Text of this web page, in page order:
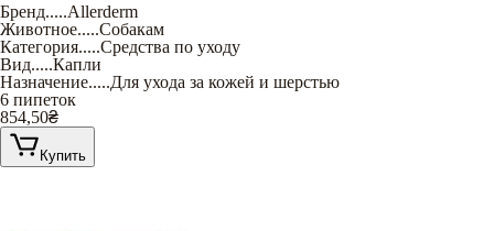
Бренд.....Allerderm
Животное.....Собакам
Категория.....Средства по уходу
Вид.....Капли
Назначение.....Для ухода за кожей и шерстью
6 пипеток
854,50₴
Купить